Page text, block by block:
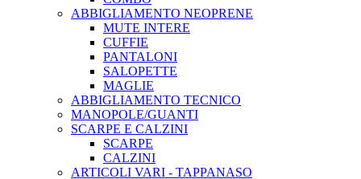
ABBIGLIAMENTO NEOPRENE
MUTE INTERE
CUFFIE
PANTALONI
SALOPETTE
MAGLIE
ABBIGLIAMENTO TECNICO
MANOPOLE/GUANTI
SCARPE E CALZINI
SCARPE
CALZINI
ARTICOLI VARI - TAPPANASO